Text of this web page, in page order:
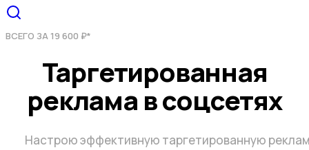
ВСЕГО ЗА 19 600 ₽*
Таргетированная
реклама в соцсетях
Настрою эффективную таргетированную